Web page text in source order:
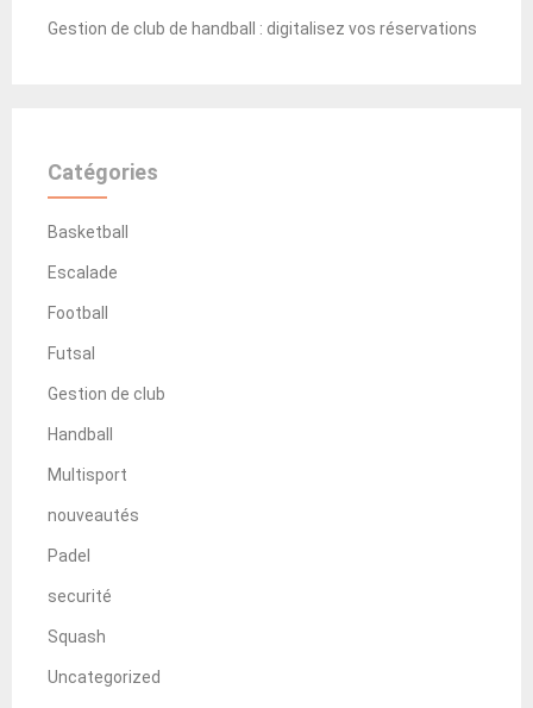
Gestion de club de handball : digitalisez vos réservations
Catégories
Basketball
Escalade
Football
Futsal
Gestion de club
Handball
Multisport
nouveautés
Padel
securité
Squash
Uncategorized